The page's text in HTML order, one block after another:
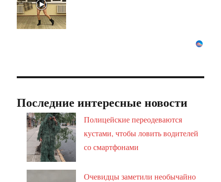
Последние интересные новости
Полицейские переодеваются
кустами, чтобы ловить водителей
со смартфонами
Очевидцы заметили необычайно